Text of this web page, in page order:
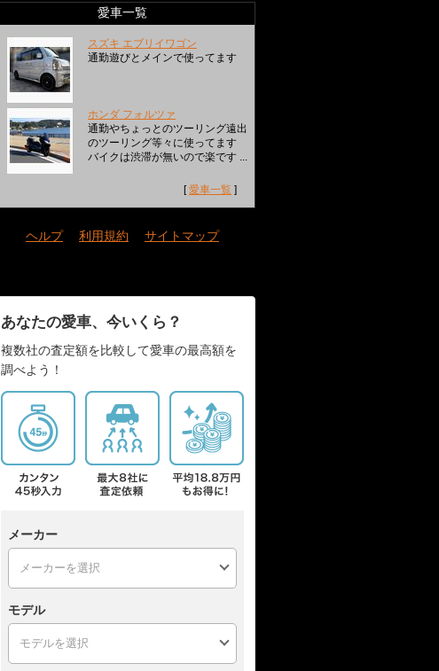
愛車一覧
スズキ エブリイワゴン
通勤遊びとメインで使ってます
ホンダ フォルツァ
通勤やちょっとのツーリング遠出
のツーリング等々に使ってます
バイクは渋滞が無いので楽です ...
[愛車一覧 ]
ヘルプ｜ 利用規約 サイトマップ
あなたの愛車、今いくら？
複数社の査定額を比較して愛車の最高額を
調べよう！
メーカー
モデル